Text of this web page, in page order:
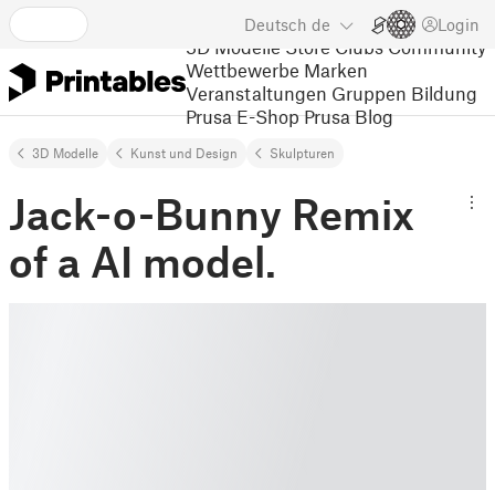
Deutsch de Login
3D Modelle Store Clubs Community
Wettbewerbe Marken
Veranstaltungen Gruppen Bildung
Prusa E-Shop Prusa Blog
3D Modelle Kunst und Design Skulpturen
Jack-o-Bunny Remix
of a AI model.